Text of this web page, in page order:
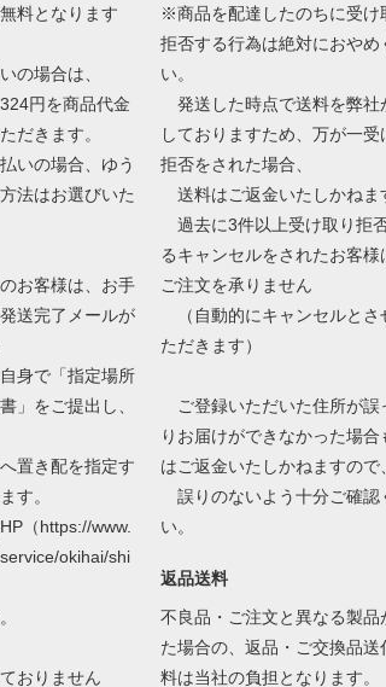
料となります
の場合は、
円を商品代金
だきます。
いの場合、ゆう
法はお選びいた
お客様は、お手
送完了メールが
身で「指定場所
」をご提出し、
置き配を指定す
す。
（https://www.
okihai/shi
おりません
※商品を配達したのちに受け
拒否する行為は絶対におやめ
い。
発送した時点で送料を弊社
しておりますため、万が一受
拒否をされた場合、
送料はご返金いたしかねま
過去に3件以上受け取り拒
るキャンセルをされたお客様
ご注文を承りません
（自動的にキャンセルとさ
ただきます）
ご登録いただいた住所が誤
りお届けができなかった場合
はご返金いたしかねますので、
誤りのないよう十分ご確認
い。
返品送料
不良品・ご注文と異なる製品
た場合の、返品・ご交換品送
料は当社の負担となります。